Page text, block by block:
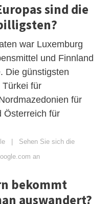
sind die
war Luxemburg
und Finnland
Die günstigsten
Türkei für
für
Österreich für
| Sehen Sie sich die
an
bekommt
auswandert?